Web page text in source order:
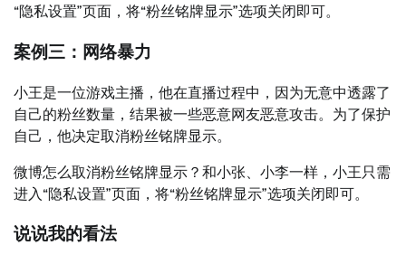
“隐私设置”页面，将“粉丝铭牌显示”选项关闭即可。
案例三：网络暴力
小王是一位游戏主播，他在直播过程中，因为无意中透露了
自己的粉丝数量，结果被一些恶意网友恶意攻击。为了保护
自己，他决定取消粉丝铭牌显示。
微博怎么取消粉丝铭牌显示？和小张、小李一样，小王只需
进入“隐私设置”页面，将“粉丝铭牌显示”选项关闭即可。
说说我的看法